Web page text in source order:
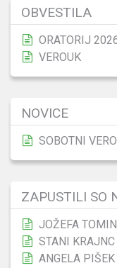
OBVESTILA
ORATORIJ
VEROUK
NOVICE
SOBOTNI
ZAPUSTILI SO
JOŽEFA
STANI
ANGELA